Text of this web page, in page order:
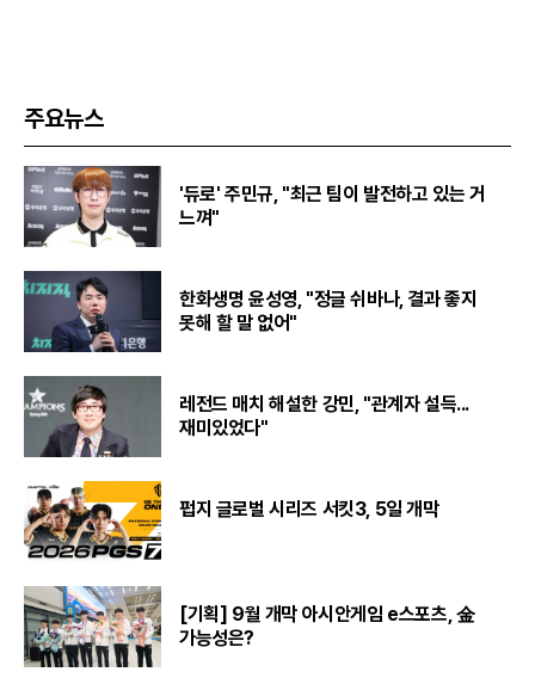
주요뉴스
'듀로' 주민규, "최근 팀이 발전하고 있는 거
느껴"
한화생명 윤성영, "정글 쉬바나, 결과 좋지
못해 할 말 없어"
레전드 매치 해설한 강민, "관계자 설득...
재미있었다"
펍지 글로벌 시리즈 서킷3, 5일 개막
[기획] 9월 개막 아시안게임 e스포츠, 金
가능성은?